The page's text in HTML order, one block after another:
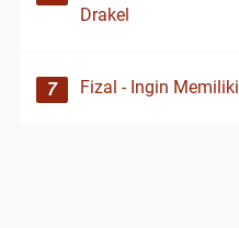
Drakel
Fizal - Ingin Memiliki